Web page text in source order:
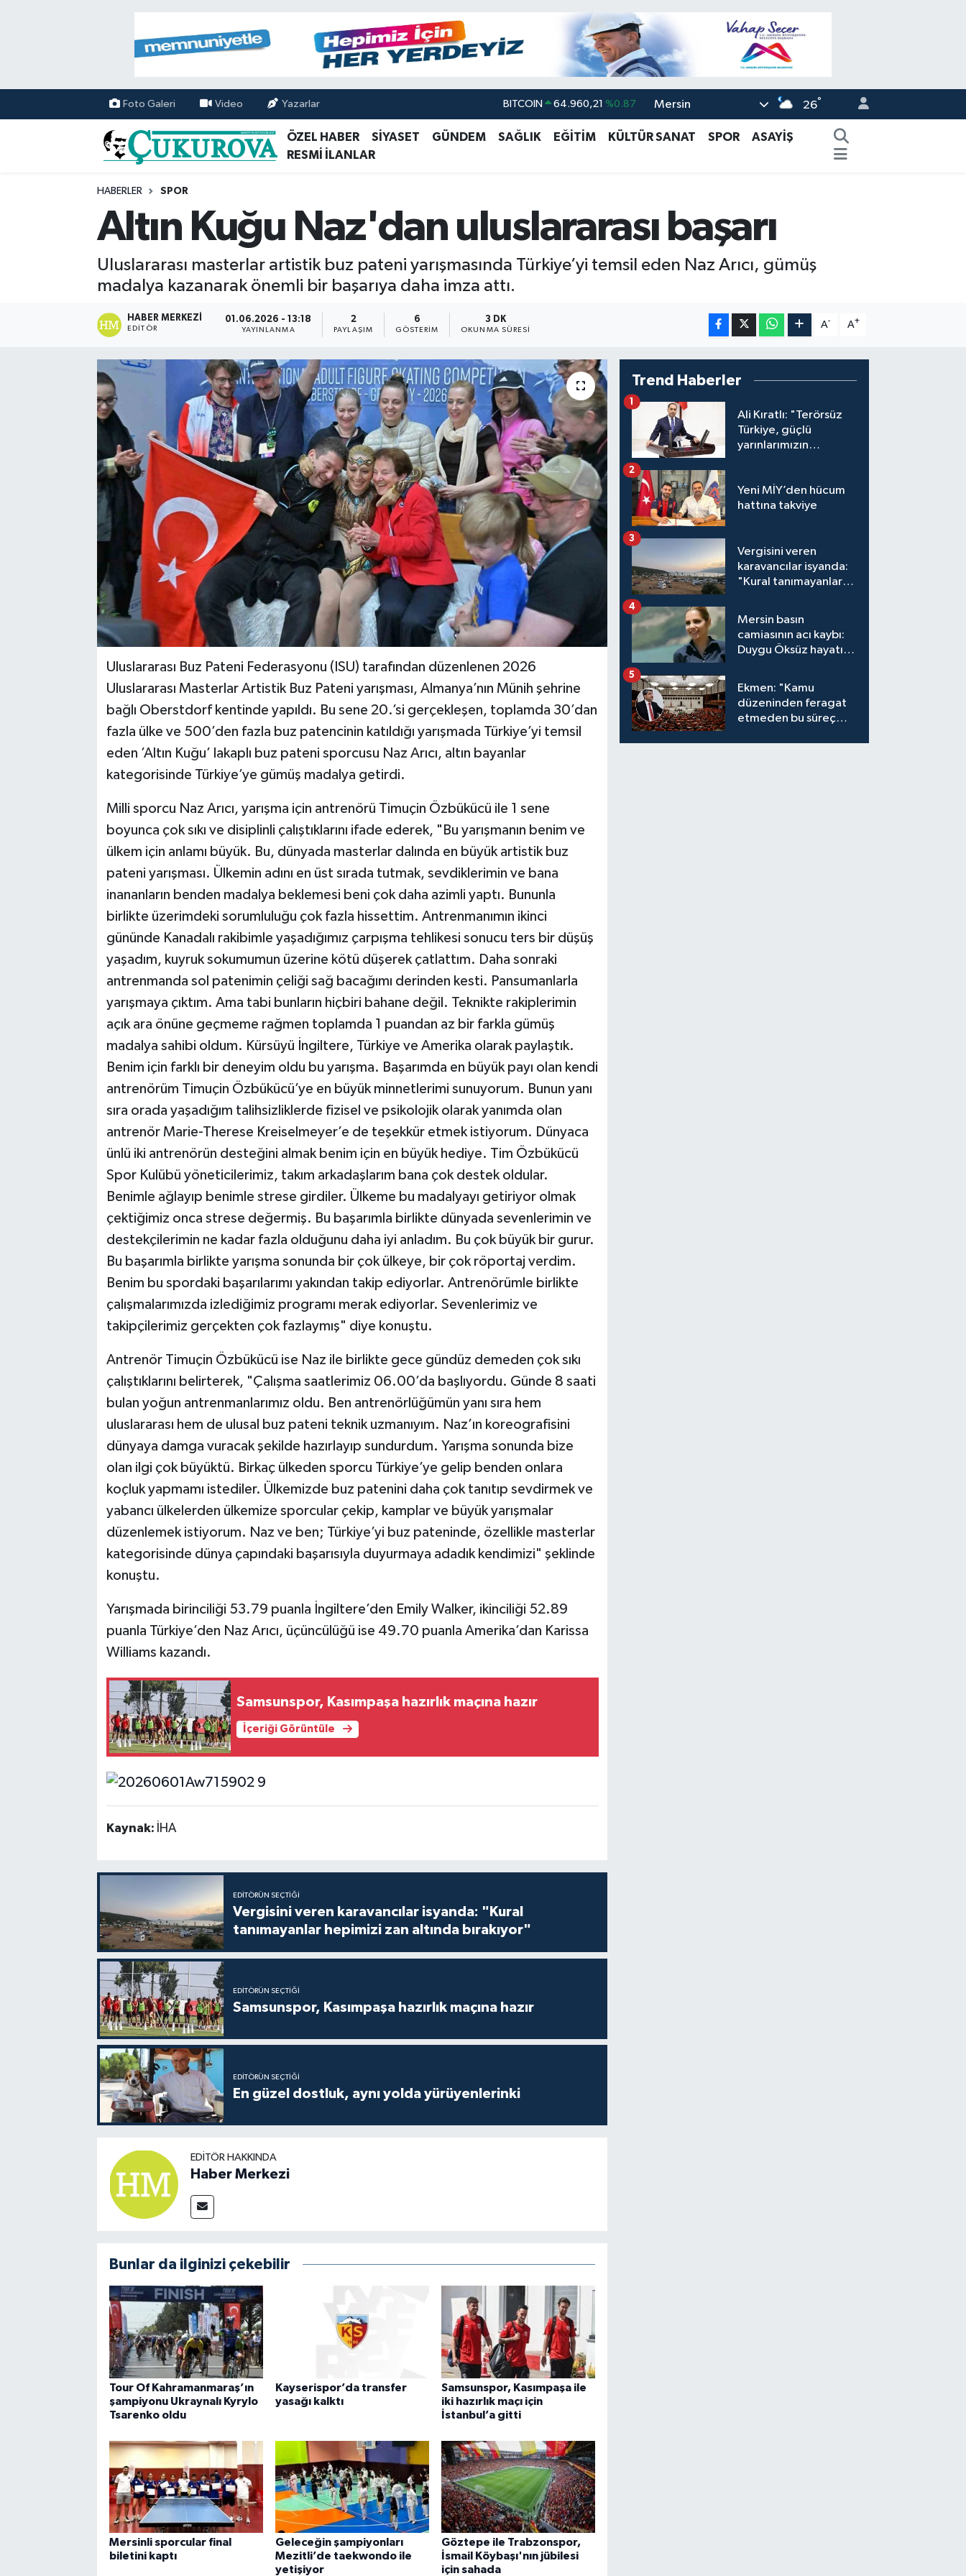
Foto Galeri Video Yazarlar DOLAR 47,7436 %0.18
EURO 55,2510 %0.32
BITCOIN 64.960,21 %0.87
Mersin 26°
ÖZEL HABER SİYASET GÜNDEM SAĞLIK EĞİTİM KÜLTÜR SANAT SPOR
ASAYİŞ
RESMİ İLANLAR
HABERLER SPOR
Altın Kuğu Naz'dan uluslararası başarı
Uluslararası masterlar artistik buz pateni yarışmasında Türkiye’yi temsil eden Naz Arıcı, gümüş
madalya kazanarak önemli bir başarıya daha imza attı.
HABER MERKEZI
EDITÖR
01.06.2026 - 13:18
YAYINLANMA
2
PAYLAŞIM
6
GÖSTERIM
3 DK
OKUNMA SÜRESI
A- A+
Uluslararası Buz Pateni Federasyonu (ISU) tarafından düzenlenen 2026
Uluslararası Masterlar Artistik Buz Pateni yarışması, Almanya’nın Münih şehrine
bağlı Oberstdorf kentinde yapıldı. Bu sene 20.’si gerçekleşen, toplamda 30’dan
fazla ülke ve 500’den fazla buz patencinin katıldığı yarışmada Türkiye’yi temsil
eden ’Altın Kuğu’ lakaplı buz pateni sporcusu Naz Arıcı, altın bayanlar
kategorisinde Türkiye’ye gümüş madalya getirdi.
Milli sporcu Naz Arıcı, yarışma için antrenörü Timuçin Özbükücü ile 1 sene
boyunca çok sıkı ve disiplinli çalıştıklarını ifade ederek, "Bu yarışmanın benim ve
ülkem için anlamı büyük. Bu, dünyada masterlar dalında en büyük artistik buz
pateni yarışması. Ülkemin adını en üst sırada tutmak, sevdiklerimin ve bana
inananların benden madalya beklemesi beni çok daha azimli yaptı. Bununla
birlikte üzerimdeki sorumluluğu çok fazla hissettim. Antrenmanımın ikinci
gününde Kanadalı rakibimle yaşadığımız çarpışma tehlikesi sonucu ters bir düşüş
yaşadım, kuyruk sokumumun üzerine kötü düşerek çatlattım. Daha sonraki
antrenmanda sol patenimin çeliği sağ bacağımı derinden kesti. Pansumanlarla
yarışmaya çıktım. Ama tabi bunların hiçbiri bahane değil. Teknikte rakiplerimin
açık ara önüne geçmeme rağmen toplamda 1 puandan az bir farkla gümüş
madalya sahibi oldum. Kürsüyü İngiltere, Türkiye ve Amerika olarak paylaştık.
Benim için farklı bir deneyim oldu bu yarışma. Başarımda en büyük payı olan kendi
antrenörüm Timuçin Özbükücü’ye en büyük minnetlerimi sunuyorum. Bunun yanı
sıra orada yaşadığım talihsizliklerde fizisel ve psikolojik olarak yanımda olan
antrenör Marie-Therese Kreiselmeyer’e de teşekkür etmek istiyorum. Dünyaca
ünlü iki antrenörün desteğini almak benim için en büyük hediye. Tim Özbükücü
Spor Kulübü yöneticilerimiz, takım arkadaşlarım bana çok destek oldular.
Benimle ağlayıp benimle strese girdiler. Ülkeme bu madalyayı getiriyor olmak
çektiğimiz onca strese değermiş. Bu başarımla birlikte dünyada sevenlerimin ve
destekçilerimin ne kadar fazla olduğunu daha iyi anladım. Bu çok büyük bir gurur.
Bu başarımla birlikte yarışma sonunda bir çok ülkeye, bir çok röportaj verdim.
Benim bu spordaki başarılarımı yakından takip ediyorlar. Antrenörümle birlikte
çalışmalarımızda izlediğimiz programı merak ediyorlar. Sevenlerimiz ve
takipçilerimiz gerçekten çok fazlaymış" diye konuştu.
Antrenör Timuçin Özbükücü ise Naz ile birlikte gece gündüz demeden çok sıkı
çalıştıklarını belirterek, "Çalışma saatlerimiz 06.00’da başlıyordu. Günde 8 saati
bulan yoğun antrenmanlarımız oldu. Ben antrenörlüğümün yanı sıra hem
uluslararası hem de ulusal buz pateni teknik uzmanıyım. Naz’ın koreografisini
dünyaya damga vuracak şekilde hazırlayıp sundurdum. Yarışma sonunda bize
olan ilgi çok büyüktü. Birkaç ülkeden sporcu Türkiye’ye gelip benden onlara
koçluk yapmamı istediler. Ülkemizde buz patenini daha çok tanıtıp sevdirmek ve
yabancı ülkelerden ülkemize sporcular çekip, kamplar ve büyük yarışmalar
düzenlemek istiyorum. Naz ve ben; Türkiye’yi buz pateninde, özellikle masterlar
kategorisinde dünya çapındaki başarısıyla duyurmaya adadık kendimizi" şeklinde
konuştu.
Yarışmada birinciliği 53.79 puanla İngiltere’den Emily Walker, ikinciliği 52.89
puanla Türkiye’den Naz Arıcı, üçüncülüğü ise 49.70 puanla Amerika’dan Karissa
Williams kazandı.
Samsunspor, Kasımpaşa hazırlık maçına hazır
İçeriği Görüntüle
Kaynak: İHA
EDITÖRÜN SEÇTIĞI
Vergisini veren karavancılar isyanda: "Kural
tanımayanlar hepimizi zan altında bırakıyor"
EDITÖRÜN SEÇTIĞI
Samsunspor, Kasımpaşa hazırlık maçına hazır
EDITÖRÜN SEÇTIĞI
En güzel dostluk, aynı yolda yürüyenlerinki
EDITÖR HAKKINDA
Haber Merkezi
Bunlar da ilginizi çekebilir
Tour Of Kahramanmaraş’ın
şampiyonu Ukraynalı Kyrylo
Tsarenko oldu
Kayserispor’da transfer
yasağı kalktı
Samsunspor, Kasımpaşa ile
iki hazırlık maçı için
İstanbul’a gitti
Mersinli sporcular final
biletini kaptı
Geleceğin şampiyonları
Mezitli’de taekwondo ile
yetişiyor
Göztepe ile Trabzonspor,
İsmail Köybaşı'nın jübilesi
için sahada
Trend Haberler
Ali Kıratlı: "Terörsüz
Türkiye, güçlü
yarınlarımızın
1
Yeni MİY’den hücum
hattına takviye
2
Vergisini veren
karavancılar isyanda:
"Kural tanımayanlar
3
Mersin basın
camiasının acı kaybı:
Duygu Öksüz hayatını
4
Ekmen: "Kamu
düzeninden feragat
etmeden bu süreç
5
Mersin Nöbetçi Eczaneler
Mersin Hava Durumu
Mersin Namaz Vakitleri
Mersin Trafik Yoğunluk Haritası
Tüm Manşetler
Son Dakika Haberleri
Haber Arşivi